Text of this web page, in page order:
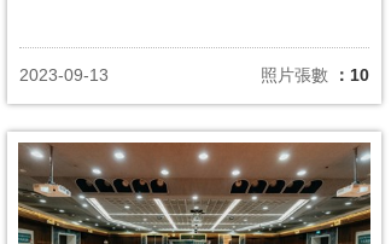
2023-09-13 照片張數 ：10